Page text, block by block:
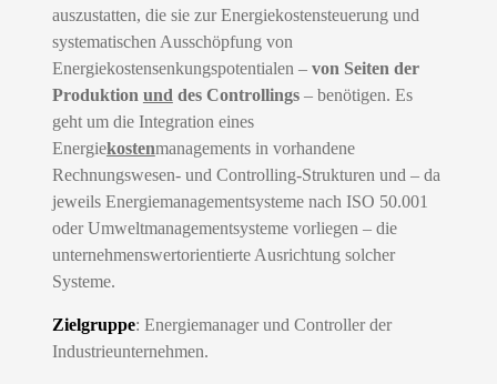
auszustatten, die sie zur Energiekostensteuerung und
systematischen Ausschöpfung von
Energiekostensenkungspotentialen – von Seiten der
Produktion und des Controllings– benötigen. Es
geht um die Integration eines
Energiekostenmanagements in vorhandene
Rechnungswesen- und Controlling-Strukturen und – da
jeweils Energiemanagementsysteme nach ISO 50.001
oder Umweltmanagementsysteme vorliegen – die
unternehmenswertorientierte Ausrichtung solcher
Systeme.
Zielgruppe: Energiemanager und Controller der
Industrieunternehmen.